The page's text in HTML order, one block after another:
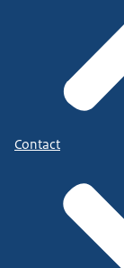
Contact